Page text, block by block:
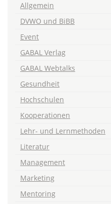
Allgemein
DVWO und BiBB
Event
GABAL Verlag
GABAL Webtalks
Gesundheit
Hochschulen
Kooperationen
Lehr- und Lernmethoden
Literatur
Management
Marketing
Mentoring